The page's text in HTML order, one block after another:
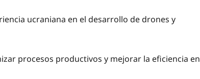
ucraniana en el desarrollo de drones y
procesos productivos y mejorar la eficiencia en